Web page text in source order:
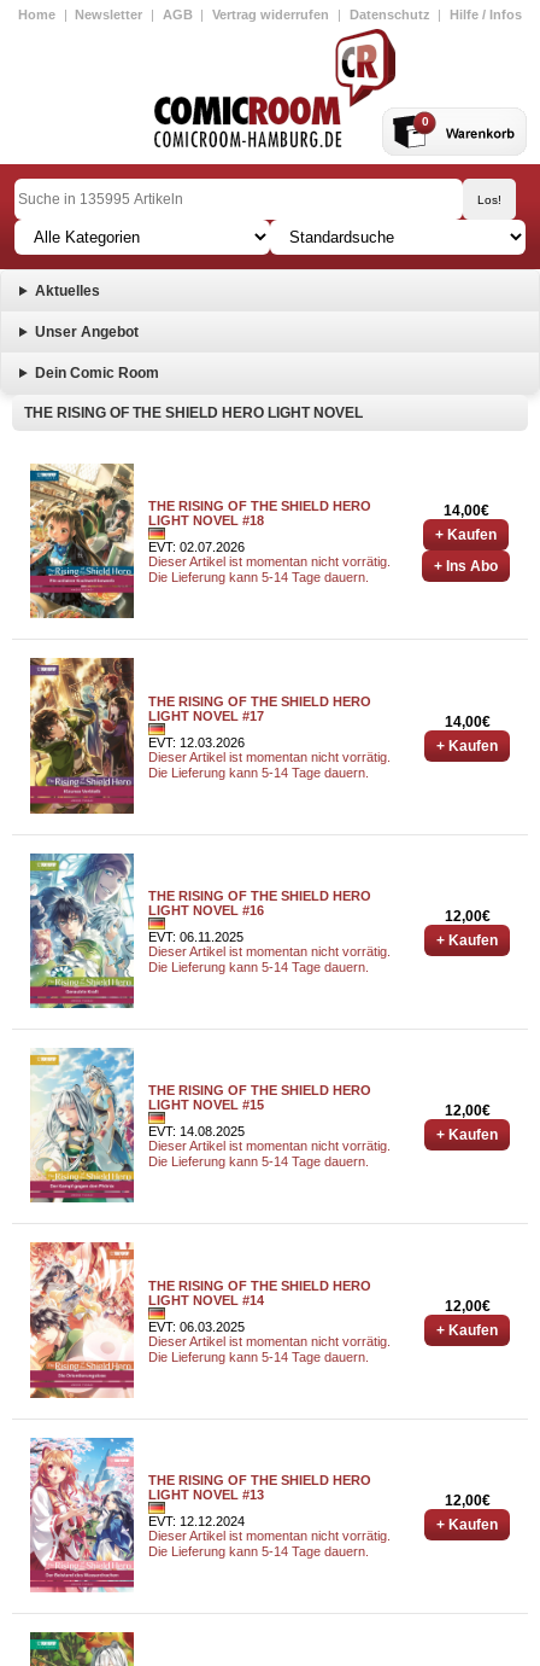
Home | Newsletter | AGB | Vertrag widerrufen | Datenschutz | Hilfe / Infos
0
Aktuelles
Unser Angebot
Dein Comic Room
THE RISING OF THE SHIELD HERO LIGHT NOVEL
THE RISING OF THE SHIELD HERO
LIGHT NOVEL #18
EVT: 02.07.2026
Dieser Artikel ist momentan nicht vorrätig.
Die Lieferung kann 5-14 Tage dauern.
14,00€
+ Kaufen
+ Ins Abo
THE RISING OF THE SHIELD HERO
LIGHT NOVEL #17
EVT: 12.03.2026
Dieser Artikel ist momentan nicht vorrätig.
Die Lieferung kann 5-14 Tage dauern.
14,00€
+ Kaufen
THE RISING OF THE SHIELD HERO
LIGHT NOVEL #16
EVT: 06.11.2025
Dieser Artikel ist momentan nicht vorrätig.
Die Lieferung kann 5-14 Tage dauern.
12,00€
+ Kaufen
THE RISING OF THE SHIELD HERO
LIGHT NOVEL #15
EVT: 14.08.2025
Dieser Artikel ist momentan nicht vorrätig.
Die Lieferung kann 5-14 Tage dauern.
12,00€
+ Kaufen
THE RISING OF THE SHIELD HERO
LIGHT NOVEL #14
EVT: 06.03.2025
Dieser Artikel ist momentan nicht vorrätig.
Die Lieferung kann 5-14 Tage dauern.
12,00€
+ Kaufen
THE RISING OF THE SHIELD HERO
LIGHT NOVEL #13
EVT: 12.12.2024
Dieser Artikel ist momentan nicht vorrätig.
Die Lieferung kann 5-14 Tage dauern.
12,00€
+ Kaufen